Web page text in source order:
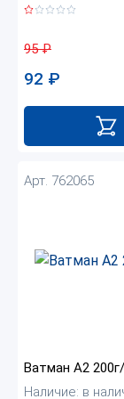
95₽
92 ₽
Арт. 762065
Ватман А2
Наличие: в